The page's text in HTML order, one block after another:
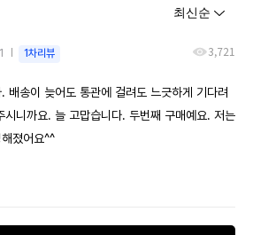
1차리뷰 3,721
배송이 늦어도 통관에 걸려도 느긋하게 기다려
시니까요. 늘 고맙습니다. 두번째 구매예요. 저는
졌어요^^